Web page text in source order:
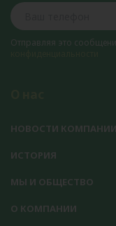
Отправляя это
НОВОСТИ КОМПАНИИ
ИСТОРИЯ
МЫ И ОБЩЕСТВО
О КОМПАНИИ